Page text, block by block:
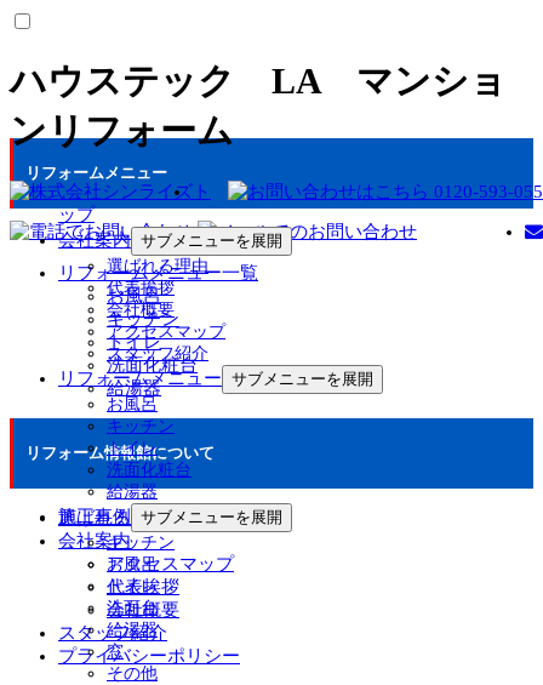
ハウステック LA マンショ
ンリフォーム
ト
ップ
会社案内 サブメニューを展開
選ばれる理由
代表挨拶
会社概要
アクセスマップ
スタッフ紹介
リフォームメニュー サブメニューを展開
お風呂
キッチン
トイレ
洗面化粧台
給湯器
施工事例
サブメニューを展開
キッチン
お風呂
トイレ
洗面台
給湯器
窓
その他
リフォームメニュー
リフォームメニュー一覧
お風呂
キッチン
トイレ
洗面化粧台
給湯器
リフォーム情報館について
選ばれる理由
会社案内
アクセスマップ
代表挨拶
会社概要
スタッフ紹介
プライバシーポリシー